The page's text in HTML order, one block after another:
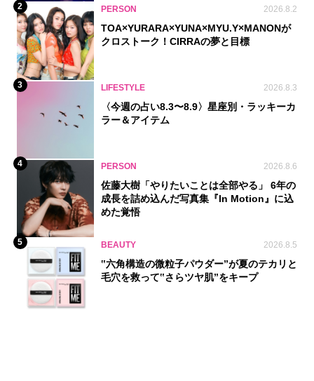
2 PERSON 2026.8.2
TOA×YURARA×YUNA×MYU.Y×MANONが
クロストーク！CIRRAの夢と目標
3 LIFESTYLE 2026.8.3
〈今週の占い8.3〜8.9〉星座別・ラッキーカ
ラー＆アイテム
4 PERSON 2026.8.6
佐藤大樹「やりたいことは全部やる」 6年の
成長を詰め込んだ写真集『In Motion』に込
めた覚悟
5 BEAUTY 2026.8.5
‟六角構造の微粒子パウダー”が夏のテカリと
毛穴を救って‟さらツヤ肌”をキープ